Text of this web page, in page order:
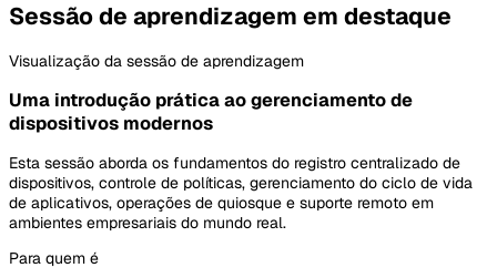
Sessão de aprendizagem em destaque
Visualização da sessão de aprendizagem
Uma introdução prática ao gerenciamento de
dispositivos modernos
Esta sessão aborda os fundamentos do registro centralizado de
dispositivos, controle de políticas, gerenciamento do ciclo de vida
de aplicativos, operações de quiosque e suporte remoto em
ambientes empresariais do mundo real.
Para quem é